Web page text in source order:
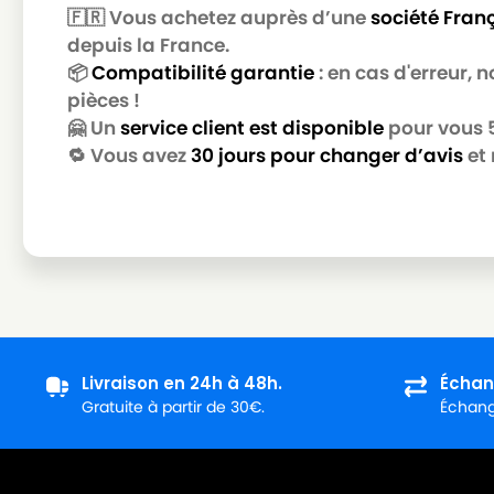
ROWENTA
ROWENTA
ROWENTA RB 839
ROWENTA
ROWENTA RD 200
ROWENTA
ROWENTA RD 400
ROWENTA
ROWENTA
ROWENTA RU 06
🇫🇷 Vous achetez auprès d’unesociété
depuis la France.
📦Compatibilité garantie: en cas d'erreur,
pièces !
🤗 Un service client est disponible pour vous
🔁 Vous avez30 jours pour changer d’aviset
Livraison en 24h à 48h.
Gratuite à partir de 30€.